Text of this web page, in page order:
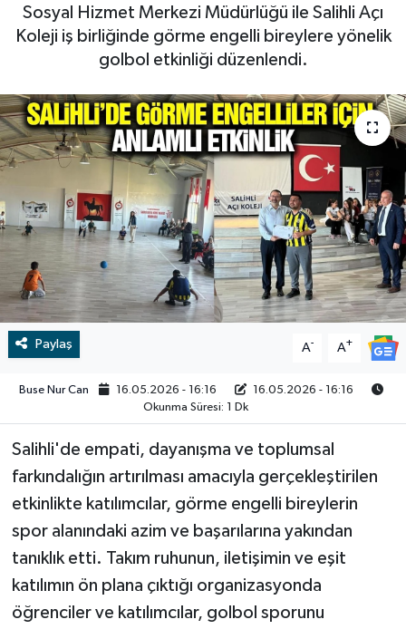
Sosyal Hizmet Merkezi Müdürlüğü ile Salihli Açı
Koleji iş birliğinde görme engelli bireylere yönelik
golbol etkinliği düzenlendi.
Paylaş A- A+
Buse Nur Can 16.05.2026 - 16:16
16.05.2026 - 16:16
Okunma Süresi: 1 Dk
Salihli'de empati, dayanışma ve toplumsal
farkındalığın artırılması amacıyla gerçekleştirilen
etkinlikte katılımcılar, görme engelli bireylerin
spor alanındaki azim ve başarılarına yakından
tanıklık etti. Takım ruhunun, iletişimin ve eşit
katılımın ön plana çıktığı organizasyonda
öğrenciler ve katılımcılar, golbol sporunu
RESMİ İLAN
RESMİ İLAN
Tarih
Çevre
Dünya
İletişim
Künye
SPOR
Video